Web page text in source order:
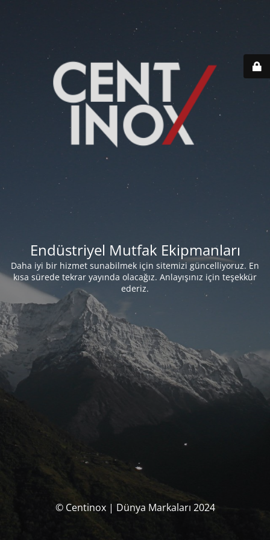
Endüstriyel Mutfak Ekipmanları
Daha iyi bir hizmet sunabilmek için sitemizi güncelliyoruz. En
kısa sürede tekrar yayında olacağız. Anlayışınız için teşekkür
ederiz.
© Centinox | Dünya Markaları 2024